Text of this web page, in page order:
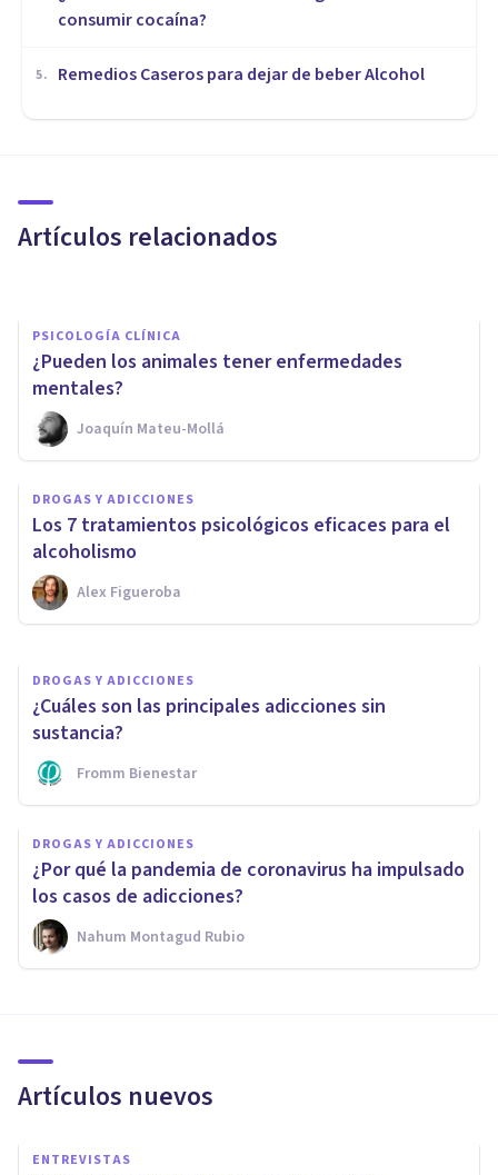
consumir cocaína?
5. Remedios Caseros para dejar de beber Alcohol
Artículos relacionados
Los 9 principales motivos por
intentan suicidar
PSICOLOGÍA CLÍNICA
¿Pueden los animales tener enfermedades
mentales?
Joaquín Mateu-Mollá
DROGAS Y ADICCIONES
Los 7 tratamientos psicológicos eficaces para el
alcoholismo
Alex Figueroba
¿Puede afectar la autoestima a
la adicción?
Fromm Bienestar
DROGAS Y ADICCIONES
¿Cuáles son las principales adicciones sin
sustancia?
Fromm Bienestar
DROGAS Y ADICCIONES
¿Por qué la pandemia de coronavirus ha impulsado
los casos de adicciones?
Nahum Montagud Rubio
Artículos nuevos
ENTREVISTAS